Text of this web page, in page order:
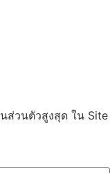
ส่วนตัวสูงสุด ใน Site